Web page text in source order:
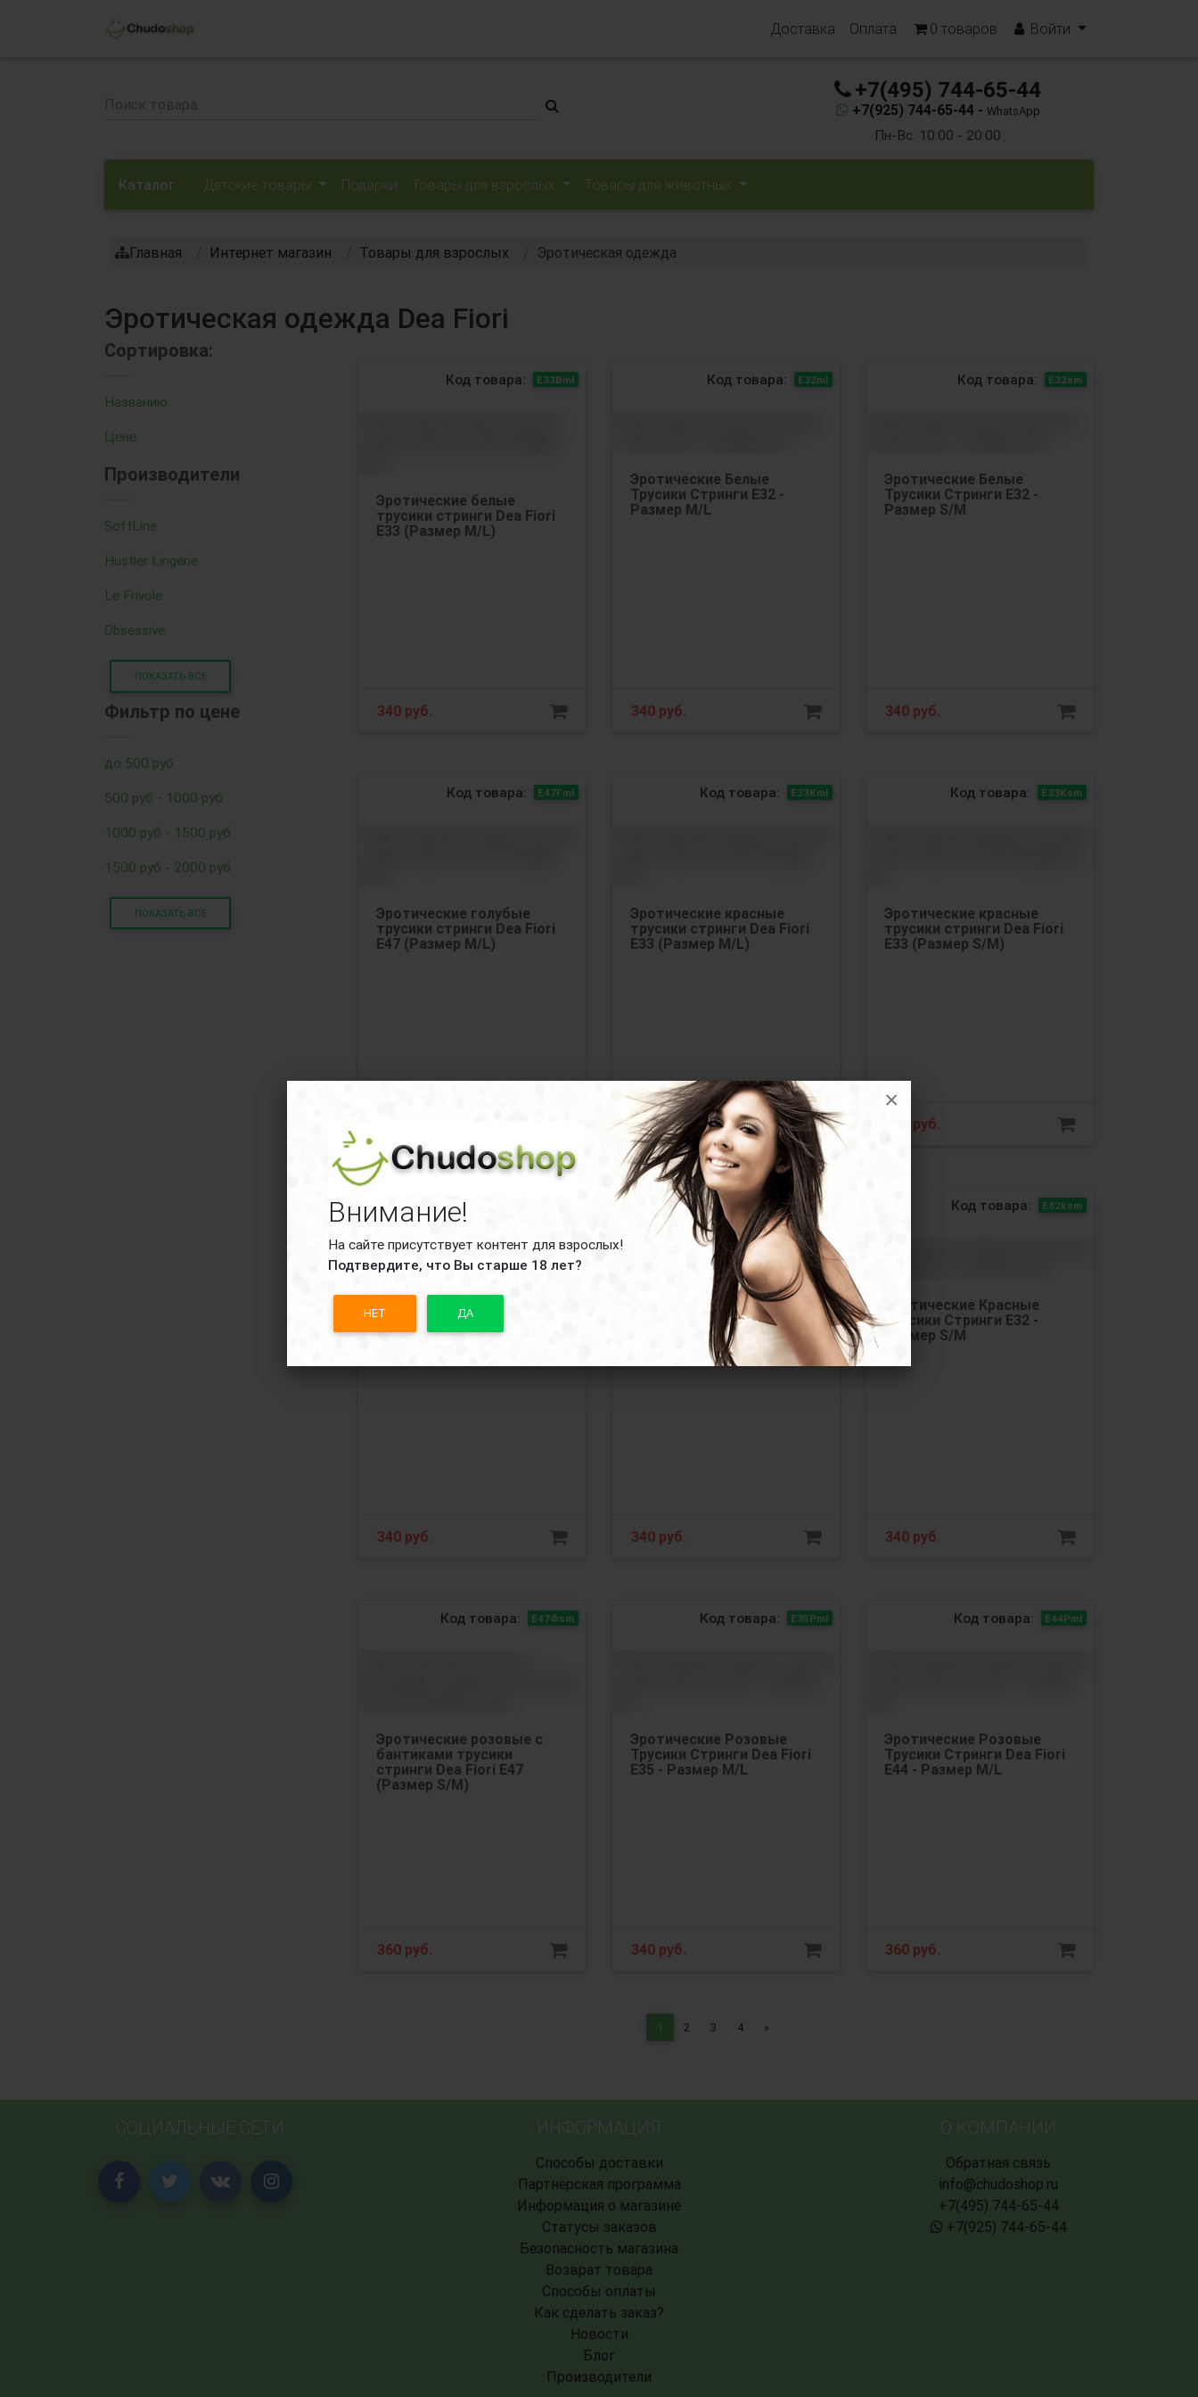
Внимание!
На сайте присутствует контент для взрослых!
Подтвердите, что Вы старше 18 лет?
НЕТ ДА
×
Доставка Оплата 0 товаров Войти
+7(495) 744-65-44
+7(925) 744-65-44 - WhatsApp
Пн-Вс: 10:00 - 20:00
Каталог Детские товары Подарки Товары для взрослых Товары для животных
Главная Интернет магазин Товары для взрослых Эротическая одежда
Эротическая одежда Dea Fiori
Сортировка:
Названию
Цене
Производители
SoftLine
Hustler Lingerie
Le Frivole
Obsessive
ПОКАЗАТЬ ВСЕ
Фильтр по цене
до 500 руб
500 руб - 1000 руб
1000 руб - 1500 руб
1500 руб - 2000 руб
ПОКАЗАТЬ ВСЕ
Код товара: Е33Bml
Эротические белые
трусики стринги Dea Fiori
Е33 (Размер M/L)
340 руб.
Код товара: Е32ml
Эротические Белые
Трусики Стринги Е32 -
Размер M/L
340руб.
Код товара: Е32sm
Эротические Белые
Трусики Стринги Е32 -
Размер S/М
340руб.
Код товара: Е47Гml
Эротические голубые
трусики стринги Dea Fiori
Е47 (Размер M/L)
Код товара: Е33Kml
Эротические красные
трусики стринги Dea Fiori
Е33 (Размер M/L)
340руб.
Код товара: Е33Ksm
Эротические красные
трусики стринги Dea Fiori
Е33 (Размер S/М)
руб.
Код товара:
Эротические Красные
Трусики Стринги Dea Fiori
340 руб.
Код товара: Е32kml
Эротические Красные
Трусики Стринги Е32 -
Размер M/L
340руб.
Код товара: Е32ksm
Эротические Красные
Трусики Стринги Е32 -
Размер S/М
340руб.
Код товара: Е47Фsm
Эротические розовые с
бантиками трусики
стринги Dea Fiori Е47
(Размер S/М)
360 руб.
Код товара: Е35Рml
Эротические Розовые
Трусики Стринги Dea Fiori
Е35 - Размер M/L
340руб.
Код товара: Е44Pml
Эротические Розовые
Трусики Стринги Dea Fiori
Е44 - Размер M/L
360руб.
1 2 3 4 »Next
СОЦИАЛЬНЫЕ СЕТИ ИНФОРМАЦИЯ
Способы доставки
Партнёрская программа
Информация о магазине
Статусы заказов
Безопасность магазина
Возврат товара
Способы оплаты
Как сделать заказ?
Новости
Блог
Производители
О КОМПАНИИ
Обратная связь
info@chudoshop.ru
+7(495) 744-65-44
+7(925) 744-65-44